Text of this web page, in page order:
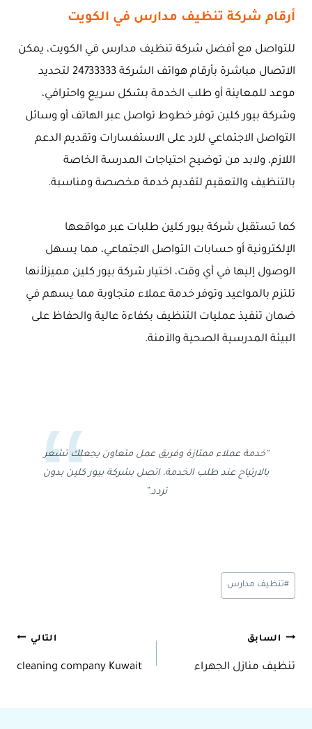
أرقام شركة تنظيف مدارس في الكويت
للتواصل مع أفضل شركة تنظيف مدارس في الكويت، يمكن
الاتصال مباشرة بأرقام هواتف الشركة 24733333 لتحديد
موعد للمعاينة أو طلب الخدمة بشكل سريع واحترافي،
وشركة بيور كلين توفر خطوط تواصل عبر الهاتف أو وسائل
التواصل الاجتماعي للرد على الاستفسارات وتقديم الدعم
اللازم، ولابد من توضيح احتياجات المدرسة الخاصة
بالتنظيف والتعقيم لتقديم خدمة مخصصة ومناسبة.
كما تستقبل شركة بيور كلين طلبات عبر مواقعها
الإلكترونية أو حسابات التواصل الاجتماعي، مما يسهل
الوصول إليها في أي وقت، اختيار شركة بيور كلين مميزلأنها
تلتزم بالمواعيد وتوفر خدمة عملاء متجاوبة مما يسهم في
ضمان تنفيذ عمليات التنظيف بكفاءة عالية والحفاظ على
البيئة المدرسية الصحية والآمنة.
“خدمة عملاء ممتازة وفريق عمل متعاون يجعلك تشعر
بالارتياح عند طلب الخدمة، اتصل بشركة بيور كلين بدون
تردد.”
وسوم
المقال:
#تنظيف مدارس
تصفّح
المقالات
السابق
تنظيف منازل الجهراء
التالي
cleaning company Kuwait